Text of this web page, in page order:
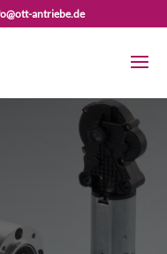
antriebe.de